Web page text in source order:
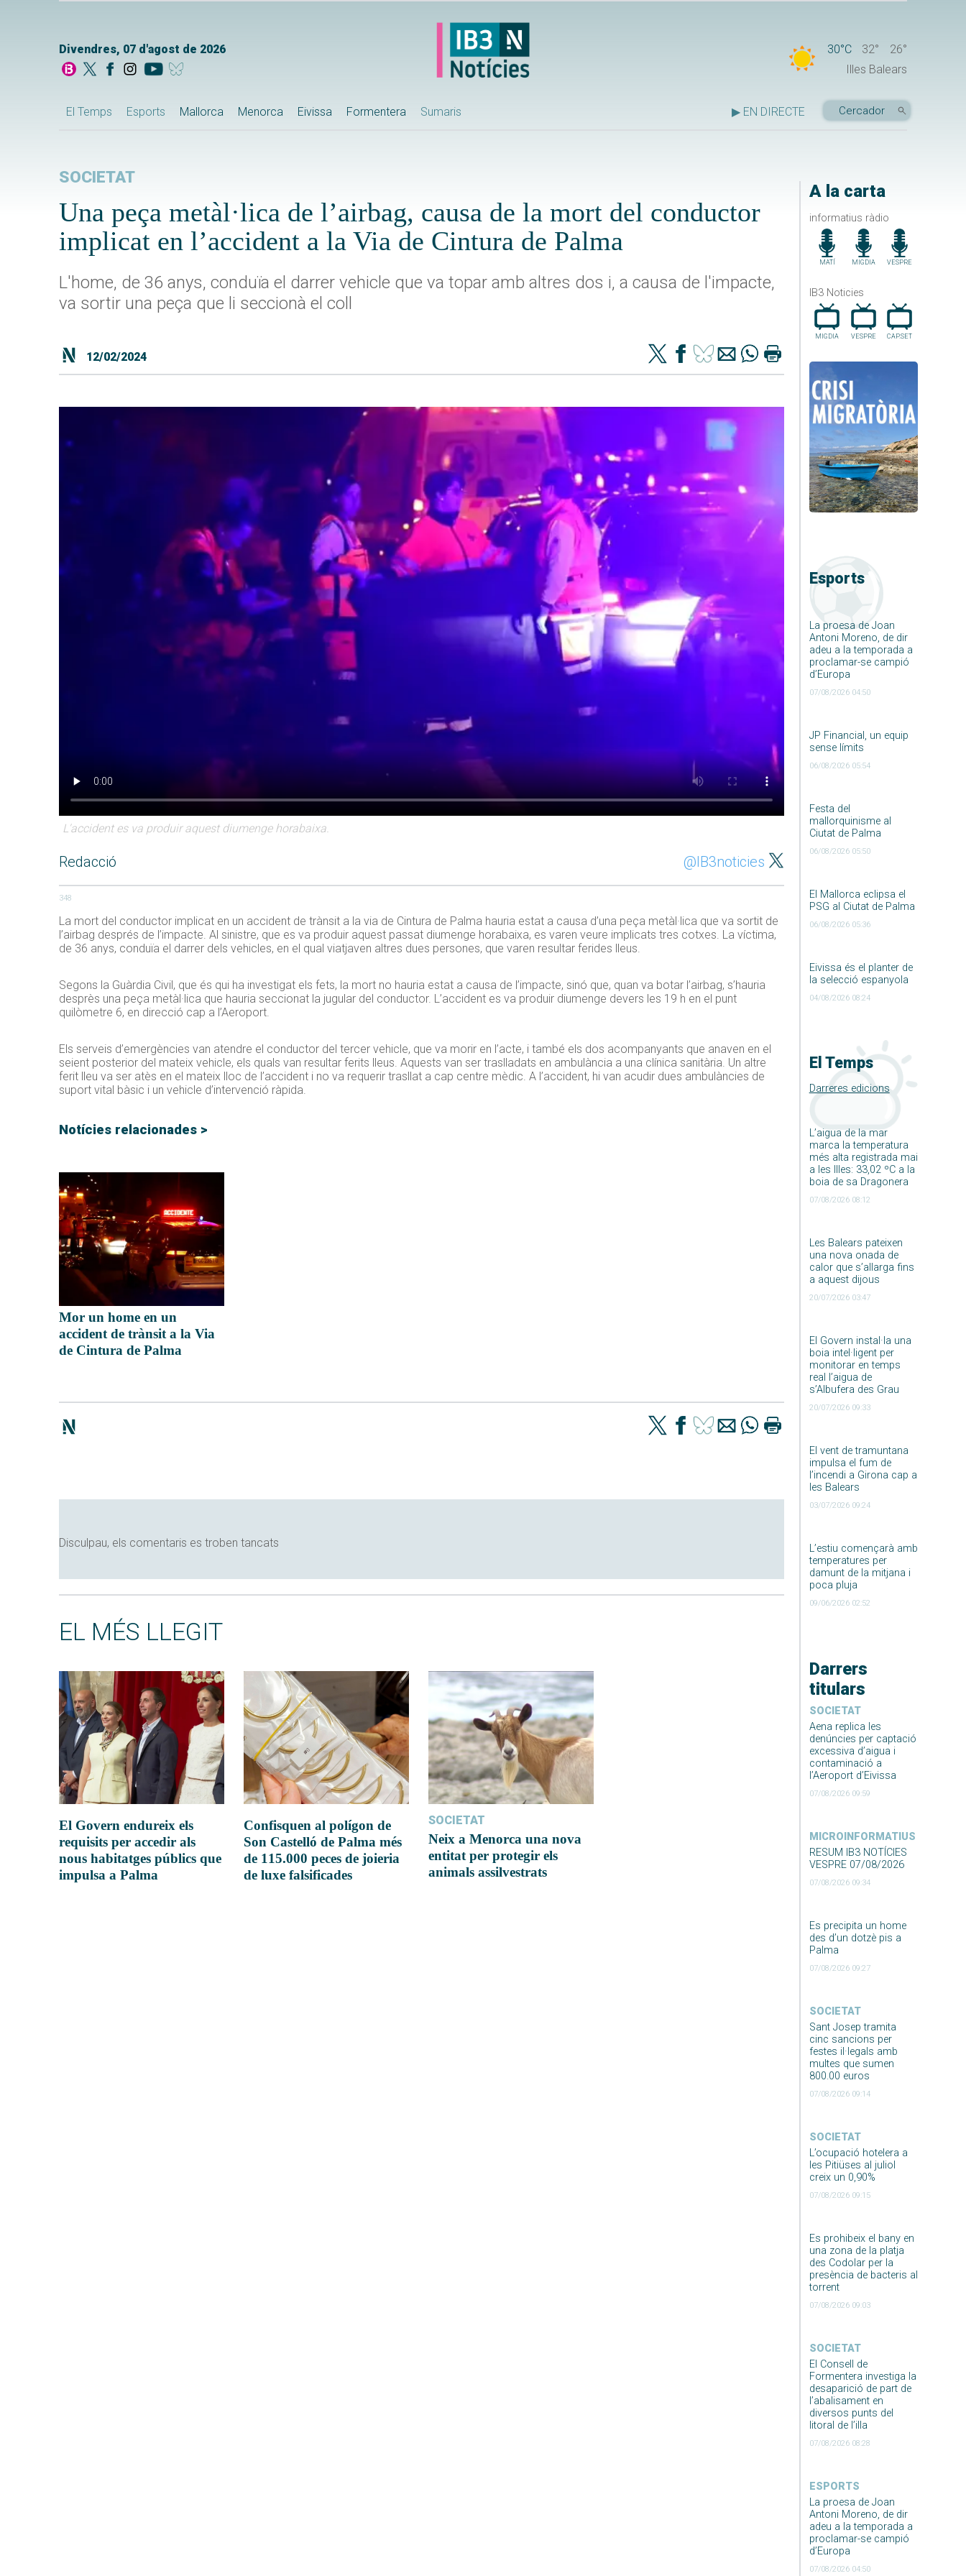
Divendres, 07 d'agost de 2026 30°C 32°
26°
Illes Balears
El Temps Esports Mallorca Menorca Eivissa Formentera Sumaris ▶ EN DIRECTE
A la carta
informatius ràdio
MATÍ MIGDIA VESPRE
IB3 Noticies
MIGDIA VESPRE CAP.SET
Esports
La proesa de Joan
Antoni Moreno, de dir
adeu a la temporada a
proclamar-se campió
d’Europa
07/08/2026 04:50
JP Financial, un equip
sense límits
06/08/2026 05:54
Festa del
mallorquinisme al
Ciutat de Palma
06/08/2026 05:50
El Mallorca eclipsa el
PSG al Ciutat de Palma
06/08/2026 05:36
Eivissa és el planter de
la selecció espanyola
04/08/2026 08:24
El Temps
Darreres edicions
L’aigua de la mar
marca la temperatura
més alta registrada mai
a les Illes: 33,02 ºC a la
boia de sa Dragonera
07/08/2026 08:12
Les Balears pateixen
una nova onada de
calor que s’allarga fins
a aquest dijous
20/07/2026 03:47
El Govern instal·la una
boia intel·ligent per
monitorar en temps
real l’aigua de
s’Albufera des Grau
20/07/2026 09:33
El vent de tramuntana
impulsa el fum de
l’incendi a Girona cap a
les Balears
03/07/2026 09:24
L’estiu començarà amb
temperatures per
damunt de la mitjana i
poca pluja
09/06/2026 02:52
Darrers
titulars
SOCIETAT
Aena replica les
denúncies per captació
excessiva d’aigua i
contaminació a
l’Aeroport d’Eivissa
07/08/2026 09:59
MICROINFORMATIUS
RESUM IB3 NOTÍCIES
VESPRE 07/08/2026
07/08/2026 09:34
Es precipita un home
des d’un dotzè pis a
Palma
07/08/2026 09:27
SOCIETAT
Sant Josep tramita
cinc sancions per
festes il·legals amb
multes que sumen
800.00 euros
07/08/2026 09:14
SOCIETAT
L’ocupació hotelera a
les Pitiüses al juliol
creix un 0,90%
07/08/2026 09:15
Es prohibeix el bany en
una zona de la platja
des Codolar per la
presència de bacteris al
torrent
07/08/2026 09:03
SOCIETAT
El Consell de
Formentera investiga la
desaparició de part de
l’abalisament en
diversos punts del
litoral de l’illa
07/08/2026 08:28
ESPORTS
La proesa de Joan
Antoni Moreno, de dir
adeu a la temporada a
proclamar-se campió
d’Europa
07/08/2026 04:50
SOCIETAT
Una peça metàl·lica de l’airbag, causa de la mort del conductor
implicat en l’accident a la Via de Cintura de Palma
L'home, de 36 anys, conduïa el darrer vehicle que va topar amb altres dos i, a causa de l'impacte,
va sortir una peça que li seccionà el coll
12/02/2024
L'accident es va produir aquest diumenge horabaixa.
Redacció @IB3noticies
348
La mort del conductor implicat en un accident de trànsit a la via de Cintura de Palma hauria estat a causa d’una peça metàl·lica que va sortit de
l’airbag després de l’impacte. Al sinistre, que es va produir aquest passat diumenge horabaixa, es varen veure implicats tres cotxes. La víctima,
de 36 anys, conduïa el darrer dels vehicles, en el qual viatjaven altres dues persones, que varen resultar ferides lleus.
Segons la Guàrdia Civil, que és qui ha investigat els fets, la mort no hauria estat a causa de l’impacte, sinó que, quan va botar l’airbag, s’hauria
desprès una peça metàl·lica que hauria seccionat la jugular del conductor. L’accident es va produir diumenge devers les 19 h en el punt
quilòmetre 6, en direcció cap a l’Aeroport.
Els serveis d’emergències van atendre el conductor del tercer vehicle, que va morir en l’acte, i també els dos acompanyants que anaven en el
seient posterior del mateix vehicle, els quals van resultar ferits lleus. Aquests van ser traslladats en ambulància a una clínica sanitària. Un altre
ferit lleu va ser atès en el mateix lloc de l’accident i no va requerir trasllat a cap centre mèdic. A l’accident, hi van acudir dues ambulàncies de
suport vital bàsic i un vehicle d’intervenció ràpida.
Notícies relacionades >
Mor un home en un
accident de trànsit a la Via
de Cintura de Palma
Disculpau, els comentaris es troben tancats
EL MÉS LLEGIT
El Govern endureix els
requisits per accedir als
nous habitatges públics que
impulsa a Palma
Confisquen al polígon de
Son Castelló de Palma més
de 115.000 peces de joieria
de luxe falsificades
SOCIETAT
Neix a Menorca una nova
entitat per protegir els
animals assilvestrats